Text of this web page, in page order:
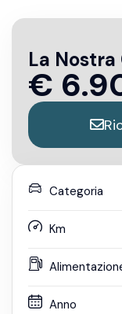
La
€
Categoria
Km
Anno